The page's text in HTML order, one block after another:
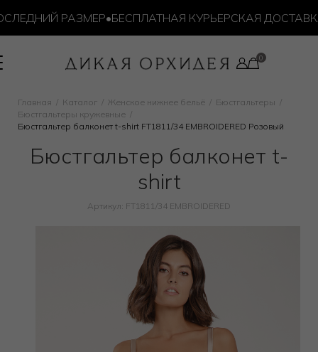
РАЗМЕР•БЕСПЛАТНАЯ КУРЬЕРСКАЯ ДОСТАВКА
Главная Каталог Женское нижнее бельё
Бюстгальтеры
Бюстгальтеры кружевные
Бюстгальтер балконет t-shirt FT1811/34 EMBROIDERED Розовый
Бюстгальтер балконет t-
shirt
Артикул: FT1811/34 EMBROIDERED